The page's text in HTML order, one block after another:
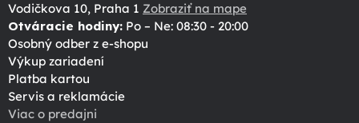
Vodičkova 10, Praha 1 Zobraziť na mape
Otváracie hodiny: Po – Ne: 08:30 - 20:00
Osobný odber z e-shopu
Výkup zariadení
Platba kartou
Servis a reklamácie
Viac o predajni